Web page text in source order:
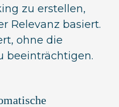
zu erstellen,
Relevanz basiert.
ohne die
beeinträchtigen.